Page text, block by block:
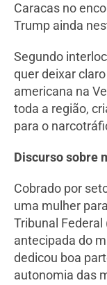
Caracas no
Trump ainda
Segundo
quer deixar
americana na
toda a região,
para o
Discurso sobre
Cobrado por
uma mulher
Tribunal
antecipada do
dedicou boa
autonomia das